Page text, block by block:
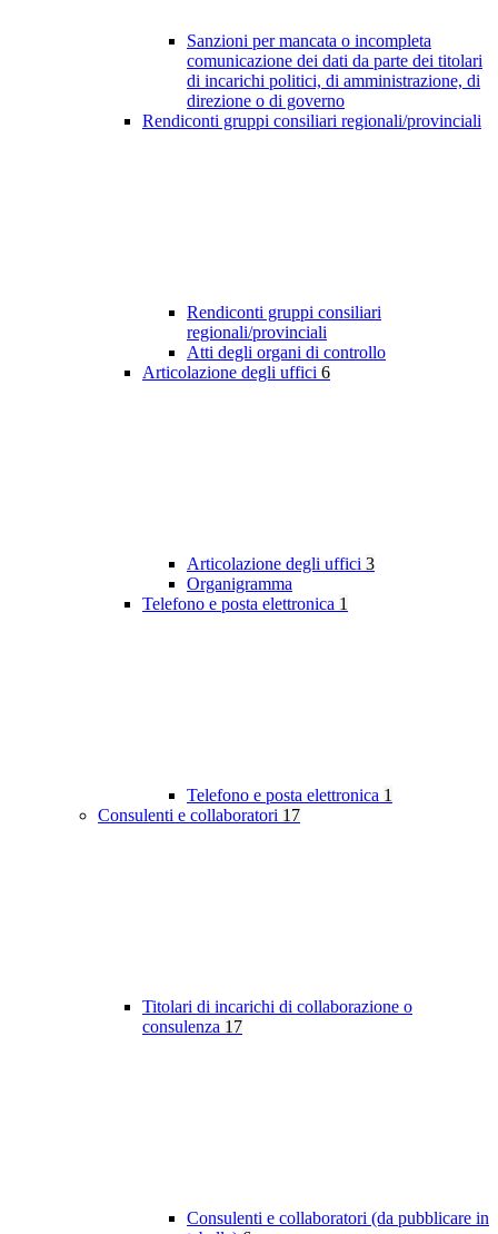
Sanzioni per mancata o incompleta
comunicazione dei dati da parte dei titolari
di incarichi politici, di amministrazione, di
direzione o di governo
Rendiconti gruppi consiliari regionali/provinciali
Rendiconti gruppi consiliari
regionali/provinciali
Atti degli organi di controllo
Articolazione degli uffici 6
Articolazione degli uffici 3
Organigramma
Telefono e posta elettronica 1
Telefono e posta elettronica 1
Consulenti e collaboratori 17
Titolari di incarichi di collaborazione o
consulenza 17
Consulenti e collaboratori (da pubblicare in